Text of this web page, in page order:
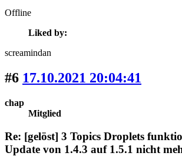
Offline
Liked by:
screamindan
#6 17.10.2021 20:04:41
chap
Mitglied
Re: [gelöst] 3 Topics Droplets
Update von 1.4.3 auf 1.5.1 nicht